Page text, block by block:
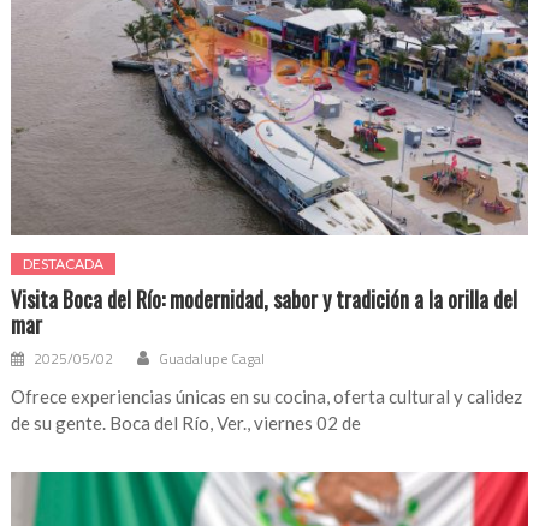
DESTACADA
Visita Boca del Río: modernidad, sabor y tradición a la orilla del
mar
2025/05/02 Guadalupe Cagal
Ofrece experiencias únicas en su cocina, oferta cultural y calidez
de su gente. Boca del Río, Ver., viernes 02 de